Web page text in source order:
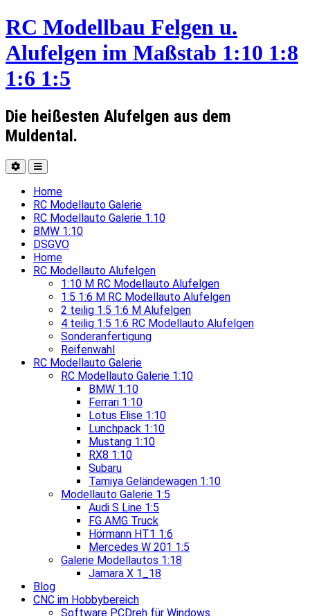
RC Modellbau Felgen u.
Alufelgen im Maßstab 1:10 1:8
1:6 1:5
Die heißesten Alufelgen aus dem
Muldental.
Home
RC Modellauto Galerie
RC Modellauto Galerie 1:10
BMW 1:10
DSGVO
Home
RC Modellauto Alufelgen
1:10 M RC Modellauto Alufelgen
1:5 1:6 M RC Modellauto Alufelgen
2 teilig 1:5 1:6 M Alufelgen
4 teilig 1:5 1:6 RC Modellauto Alufelgen
Sonderanfertigung
Reifenwahl
RC Modellauto Galerie
RC Modellauto Galerie 1:10
BMW 1:10
Ferrari 1:10
Lotus Elise 1:10
Lunchpack 1:10
Mustang 1:10
RX8 1:10
Subaru
Tamiya Geländewagen 1:10
Modellauto Galerie 1:5
Audi S Line 1:5
FG AMG Truck
Hörmann HT1 1:6
Mercedes W 201 1:5
Galerie Modellautos 1:18
Jamara X 1_18
Blog
CNC im Hobbybereich
Software PCDreh für Windows